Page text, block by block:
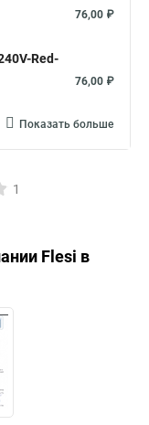
76,00 ₽
Red-
76,00 ₽
Показать больше
1
Flesi в